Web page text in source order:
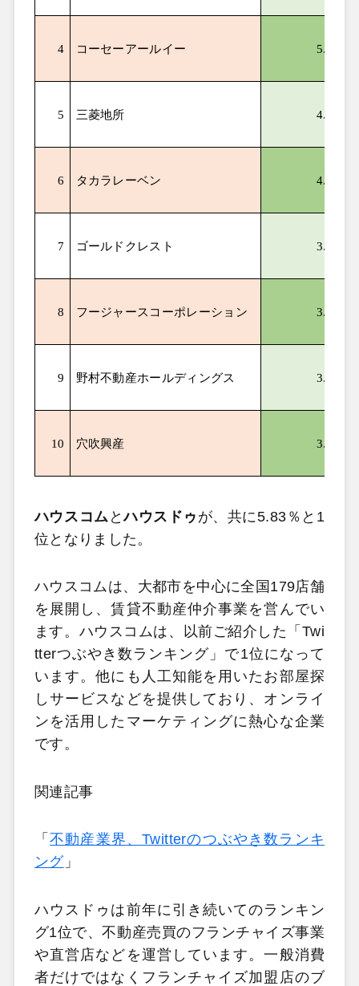
4 コーセーアールイー 5.20
5 三菱地所 4.74
6 タカラレーベン 4.58
7 ゴールドクレスト 3.97
8 フージャースコーポレーション 3.97
9 野村不動産ホールディングス 3.58
10 穴吹興産 3.51
ハウスコム とハウスドゥ が、共に5.83％と1
位となりました。
ハウスコムは、大都市を中心に全国179店舗
を展開し、賃貸不動産仲介事業を営んでい
ます。ハウスコムは、以前ご紹介した「Twi
tterつぶやき数ランキング」で1位になって
います。他にも人工知能を用いたお部屋探
しサービスなどを提供しており、オンライ
ンを活用したマーケティングに熱心な企業
です。
関連記事
「不動産業界、Twitterのつぶやき数ランキ
ング」
ハウスドゥは前年に引き続いてのランキン
グ1位で、不動産売買のフランチャイズ事業
や直営店などを運営しています。一般消費
者だけではなくフランチャイズ加盟店のブ